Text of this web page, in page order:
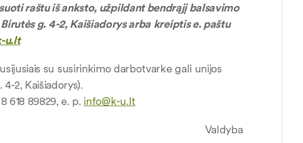
raštu iš anksto, užpildant bendrąjį balsavimo
g. 4-2, Kaišiadorys arba kreiptis e. paštu
u.lt
su susirinkimo darbotvarke gali unijos
2, Kaišiadorys).
618 89829, e. p. info@k-u.lt
Valdyba